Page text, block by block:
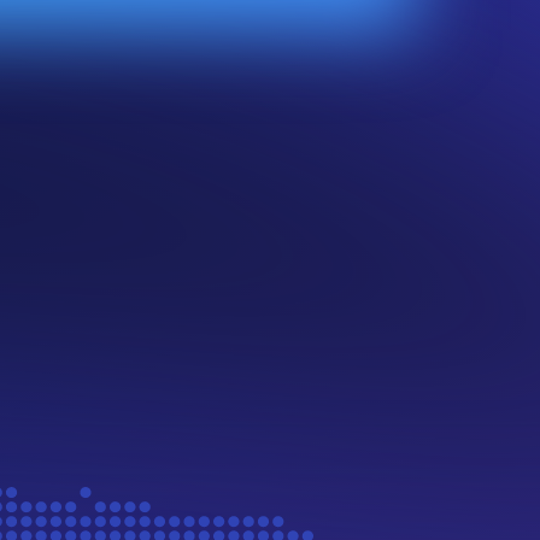
Trustpilot.com